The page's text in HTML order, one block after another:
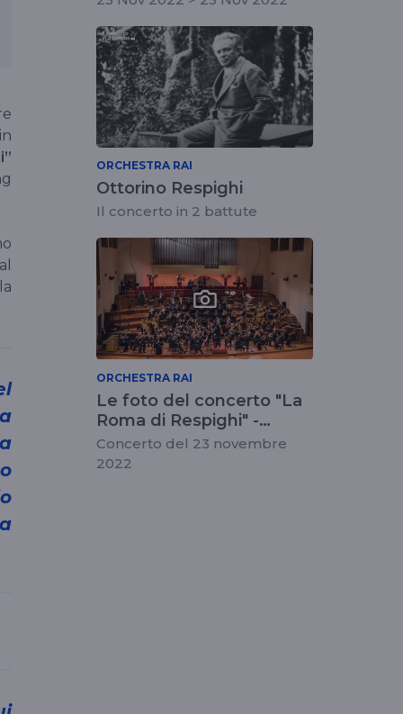
in
ORCHESTRA RAI
Ottorino Respighi
Il concerto in 2 battute
ORCHESTRA RAI
Le foto del concerto "La
Roma di Respighi" -
Orchestra Rai
Concerto del 23 novembre
2022